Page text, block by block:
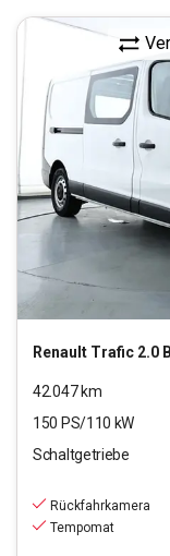
Renault Trafic 2.0 BLUE
42.047km
150 PS/110 kW
Schaltgetriebe
Rückfahrkamera
Tempomat